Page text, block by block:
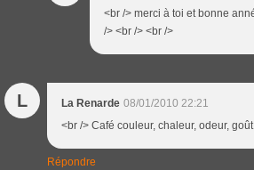
<br /> merci à toi et bonne
/> <br /> <br />
L La Renarde 08/01/2010 22:21
<br /> Café couleur, chaleur, odeur,
Répondre